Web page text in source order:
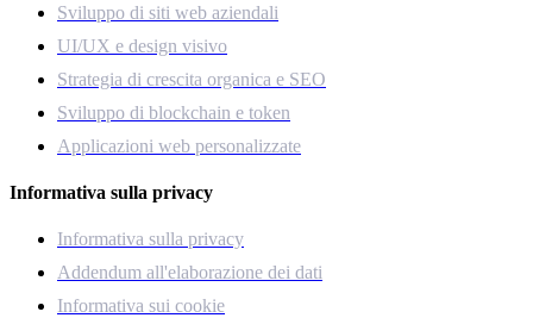
Sviluppo di siti web aziendali
UI/UX e design visivo
Strategia di crescita organica e SEO
Sviluppo di blockchain e token
Applicazioni web personalizzate
Informativa sulla privacy
Informativa sulla privacy
Addendum all'elaborazione dei dati
Informativa sui cookie